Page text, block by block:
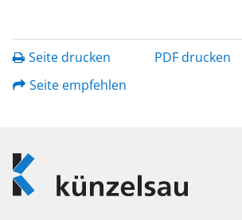
Seite drucken
PDF drucken
Seite empfehlen
Logo
Künzelsau